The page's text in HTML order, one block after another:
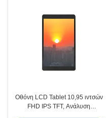
Οθόνη LCD Tablet 10,95 ιντσών
FHD IPS TFT, Ανάλυση